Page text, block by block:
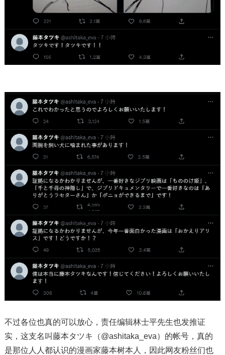
不过各位也真的可以放心，责任编辑林士平先生也发推证
实，这支名叫藤本タツキ（@ashitaka_eva）的帐号，真的
是那位人人都认识的漫画家藤本树本人，因此网友粉丝们也